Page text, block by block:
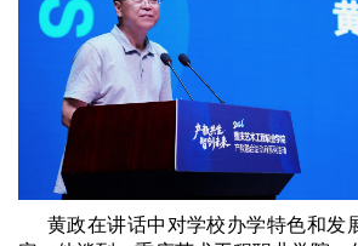
黄政在讲话中对学校办学特色和发